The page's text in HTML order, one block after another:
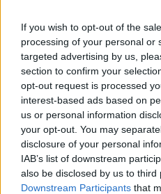
If you wish to opt-out of the
processing of your personal or
targeted advertising by us,
section to confirm your
opt-out request is processed
interest-based ads based on
us or personal information
your opt-out. You may
disclosure of your personal
IAB’s list of downstream
also be disclosed by us to third
Downstream Participants that
tekoälyn avulla. Aulaan
kiinteistöhallinnan
vuokraus,
palvelupyynnöt,
hallinta sekä tarkastukset.
Aulaan -järjestelmän
rakenteet on rakennettu
tekoälyn tuomia
Käyttöliittymän toiminnot
suunniteltu